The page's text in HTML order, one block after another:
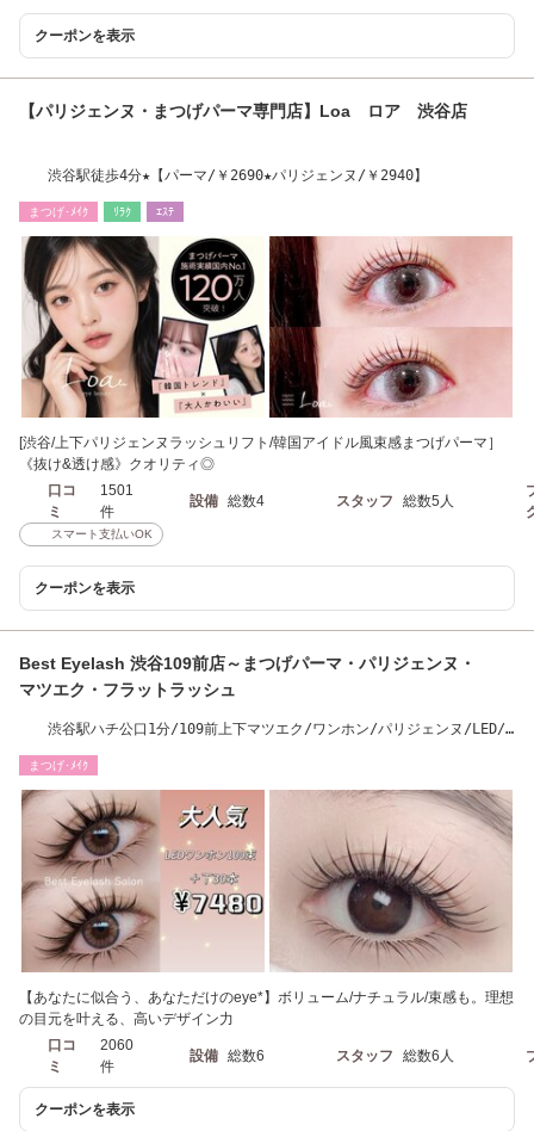
クーポンを表示
【パリジェンヌ・まつげパーマ専門店】Loa ロア 渋谷店
渋谷駅徒歩4分★【パーマ/￥2690★パリジェンヌ/￥2940】
まつげ･ﾒｲｸ ﾘﾗｸ ｴｽﾃ
[渋谷/上下パリジェンヌラッシュリフト/韓国アイドル風束感まつげパーマ］
《抜け&透け感》クオリティ◎
口コ
ミ
1501
件
設備 総数4 スタッフ 総数5人
スマート支払いOK
クーポンを表示
Best Eyelash 渋谷109前店～まつげパーマ・パリジェンヌ・
マツエク・フラットラッシュ
渋谷駅ハチ公口1分/109前上下マツエク/ワンホン/パリジェンヌ/LED/W
まつげ･ﾒｲｸ
【あなたに似合う、あなただけのeye*】ボリューム/ナチュラル/束感も。理想
の目元を叶える、高いデザイン力
口コ
ミ
2060
件
設備 総数6 スタッフ 総数6人
クーポンを表示